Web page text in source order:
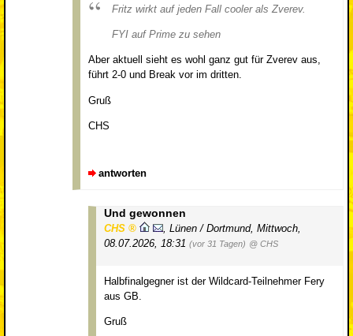
Fritz wirkt auf jeden Fall cooler als Zverev.
FYI auf Prime zu sehen
Aber aktuell sieht es wohl ganz gut für Zverev aus,
führt 2-0 und Break vor im dritten.
Gruß
CHS
antworten
Und gewonnen
CHS Lünen / Dortmund, Mittwoch,
08.07.2026, 18:31 (vor 31 Tagen) @ CHS
Halbfinalgegner ist der Wildcard-Teilnehmer Fery
aus GB.
Gruß